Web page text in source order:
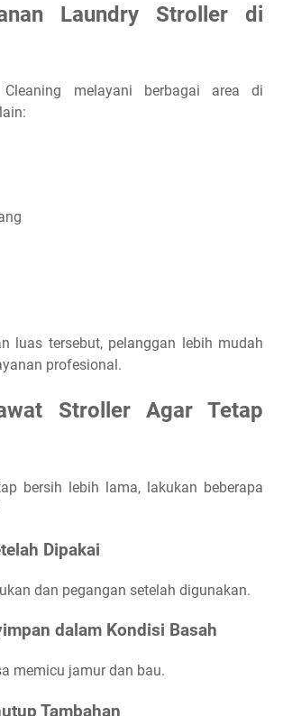
Laundry Stroller di
Cleaning melayani berbagai area di
luas tersebut, pelanggan lebih mudah
profesional.
Stroller Agar Tetap
bersih lebih lama, lakukan beberapa
Dipakai
dan pegangan setelah digunakan.
dalam Kondisi Basah
memicu jamur dan bau.
Tambahan